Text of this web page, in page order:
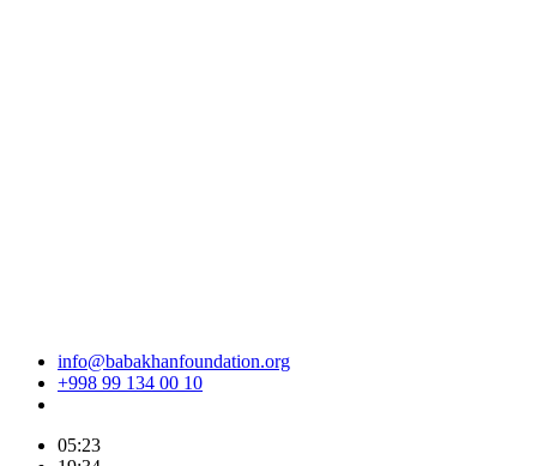
info@babakhanfoundation.org
+998 99 134 00 10
05:23